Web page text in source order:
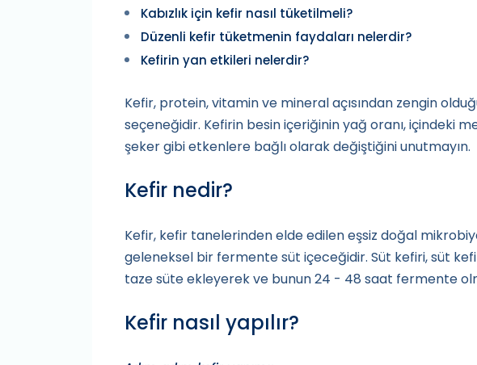
Kabızlık için kefir nasıl tüketilmeli?
Düzenli kefir tüketmenin faydaları nelerdir?
Kefirin yan etkileri nelerdir?
Kefir, protein, vitamin ve mineral açısından zengin
seçeneğidir. Kefirin besin içeriğinin yağ oranı, içindeki
şeker gibi etkenlere bağlı olarak değiştiğini unutmayın.
Kefir nedir?
Kefir, kefir tanelerinden elde edilen eşsiz doğal
geleneksel bir fermente süt içeceğidir. Süt kefiri, süt
taze süte ekleyerek ve bunun 24 - 48 saat fermente
Kefir nasıl yapılır?